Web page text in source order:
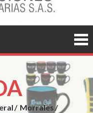
Morrales